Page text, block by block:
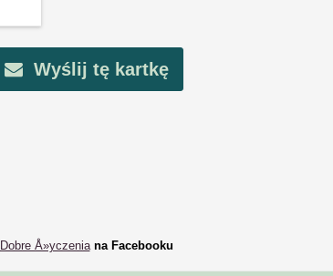
Wyślij tę kartkę
Dobre Å»yczeniana Facebooku